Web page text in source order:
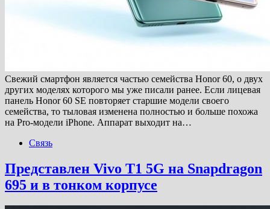
Свежий смартфон является частью семейства Honor 60, о двух
других моделях которого мы уже писали ранее. Если лицевая
панель Honor 60 SE повторяет старшие модели своего
семейства, то тыловая изменена полностью и больше похожа
на Pro-модели iPhone. Аппарат выходит на…
Связь
Представлен Vivo T1 5G на Snapdragon
695 и в тонком корпусе